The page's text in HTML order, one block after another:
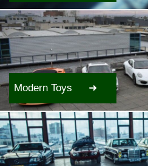
Modern Toys